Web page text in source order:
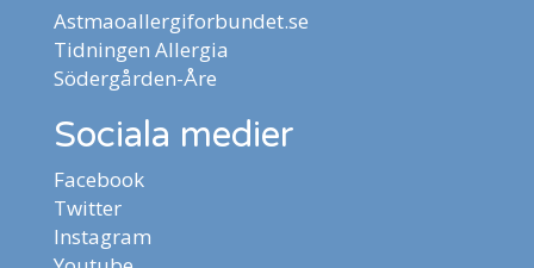
Astmaoallergiforbundet.se
Tidningen Allergia
Södergården-Åre
Sociala medier
Facebook
Twitter
Instagram